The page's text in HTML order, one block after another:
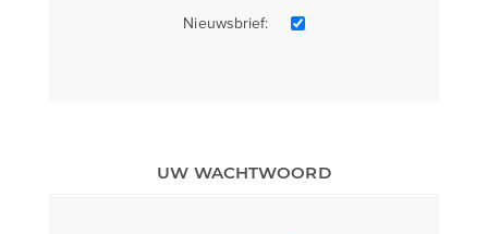
Nieuwsbrief:
UW WACHTWOORD